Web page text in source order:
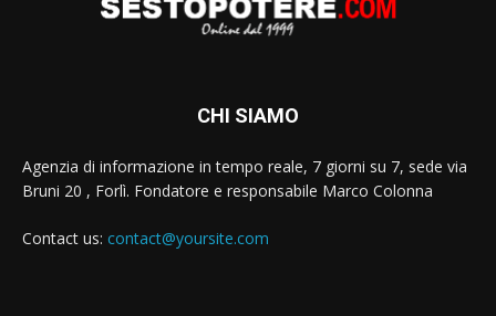
CHI SIAMO
Agenzia di informazione in tempo reale, 7 giorni su 7, sede via
Bruni 20 , Forlì. Fondatore e responsabile Marco Colonna
Contact us: contact@yoursite.com